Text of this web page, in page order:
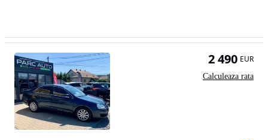
2 490 EUR
Calculeaza rata